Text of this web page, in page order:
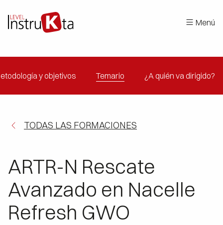
Menú
y objetivos Temario ¿A quién va dirigido?
TODAS LAS FORMACIONES
ARTR-N Rescate
Avanzado en Nacelle
Refresh GWO